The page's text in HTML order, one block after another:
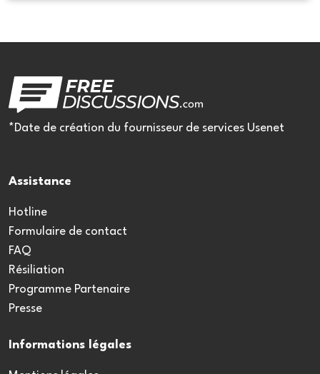
*Date de création du fournisseur de services Usenet
Assistance
Hotline
Formulaire de contact
FAQ
Résiliation
Programme Partenaire
Presse
Informations légales